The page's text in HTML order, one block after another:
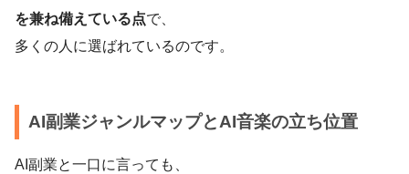
を兼ね備えている点で、
多くの人に選ばれているのです。
AI副業ジャンルマップとAI音楽の立ち位置
AI副業と一口に言っても、